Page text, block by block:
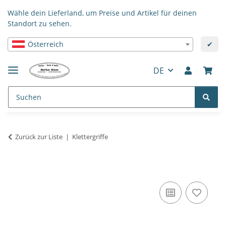
Wähle dein Lieferland, um Preise und Artikel für deinen
Standort zu sehen.
Österreich ✔
DE
Zurück zur Liste Klettergriffe